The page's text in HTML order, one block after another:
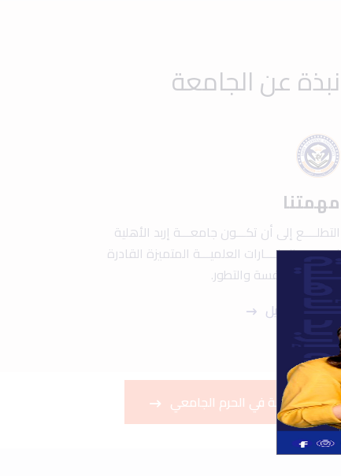
نبذة عن الجامعة
مهمتنا
التطلــــع إلى أن تكـــون جامعـــة إربد الأهلية
إحــــدى المنــــارات العلميـــة المتميزة القادرة
علــــى المنافسة والتطور.
عرض التفاصيل
قم بجولة في الحرم الجامعي